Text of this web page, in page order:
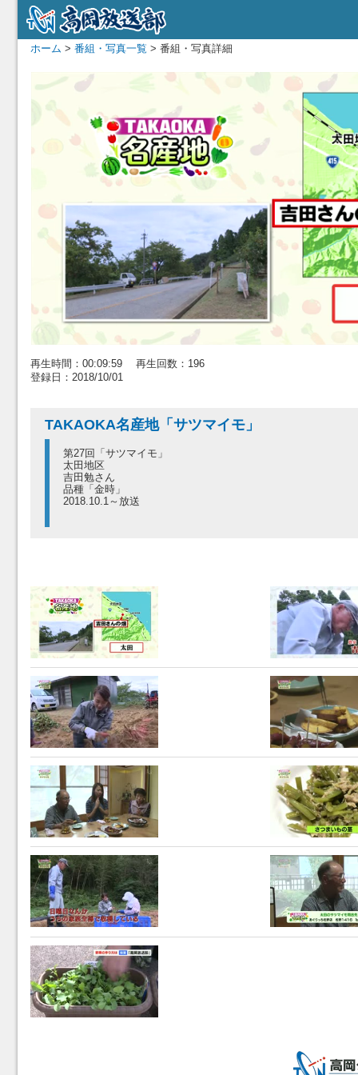
ホーム > 番組・写真一覧 > 番組・写真詳細
再生時間：00:09:59 再生回数：196
登録日：2018/10/01
TAKAOKA名産地「サツマイモ」
第27回「サツマイモ」
太田地区
吉田勉さん
品種「金時」
2018.10.1～放送